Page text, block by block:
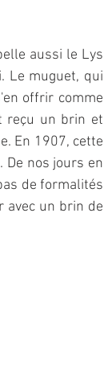
aussi le Lys
Le muguet, qui
offrir comme
reçu un brin et
En 1907, cette
nos jours en
de formalités
avec un brin de